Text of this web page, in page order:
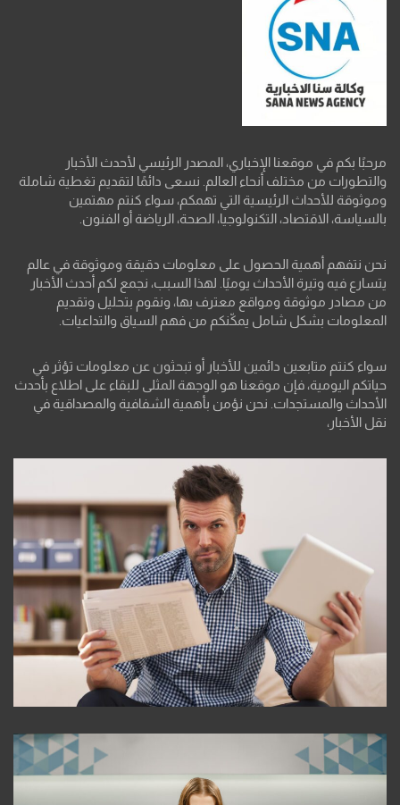
مرحبًا بكم في موقعنا الإخباري، المصدر الرئيسي لأحدث الأخبار
والتطورات من مختلف أنحاء العالم. نسعى دائمًا لتقديم تغطية شاملة
وموثوقة للأحداث الرئيسية التي تهمكم، سواء كنتم مهتمين
بالسياسة، الاقتصاد، التكنولوجيا، الصحة، الرياضة أو الفنون.
نحن نتفهم أهمية الحصول على معلومات دقيقة وموثوقة في عالم
يتسارع فيه وتيرة الأحداث يوميًا. لهذا السبب، نجمع لكم أحدث الأخبار
من مصادر موثوقة ومواقع معترف بها، ونقوم بتحليل وتقديم
المعلومات بشكل شامل يمكّنكم من فهم السياق والتداعيات.
سواء كنتم متابعين دائمين للأخبار أو تبحثون عن معلومات تؤثر في
حياتكم اليومية، فإن موقعنا هو الوجهة المثلى للبقاء على اطلاع بأحدث
الأحداث والمستجدات. نحن نؤمن بأهمية الشفافية والمصداقية في
نقل الأخبار،